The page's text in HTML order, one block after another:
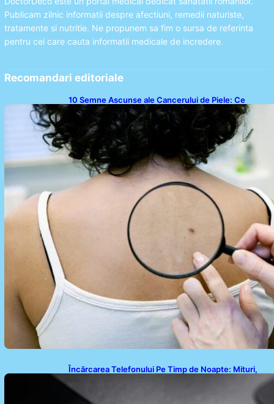
Publicam zilnic informatii despre afectiuni, remedii naturiste,
tratamente si nutritie. Ne propunem sa fim o sursa de referinta
pentru cei care cauta informatii medicale de incredere.
Recomandari editoriale
10 Semne Ascunse ale Cancerului de Piele: Ce
Trebuie să Știm pentru a Ne Proteja
Încărcarea Telefonului Pe Timp de Noapte: Mituri,